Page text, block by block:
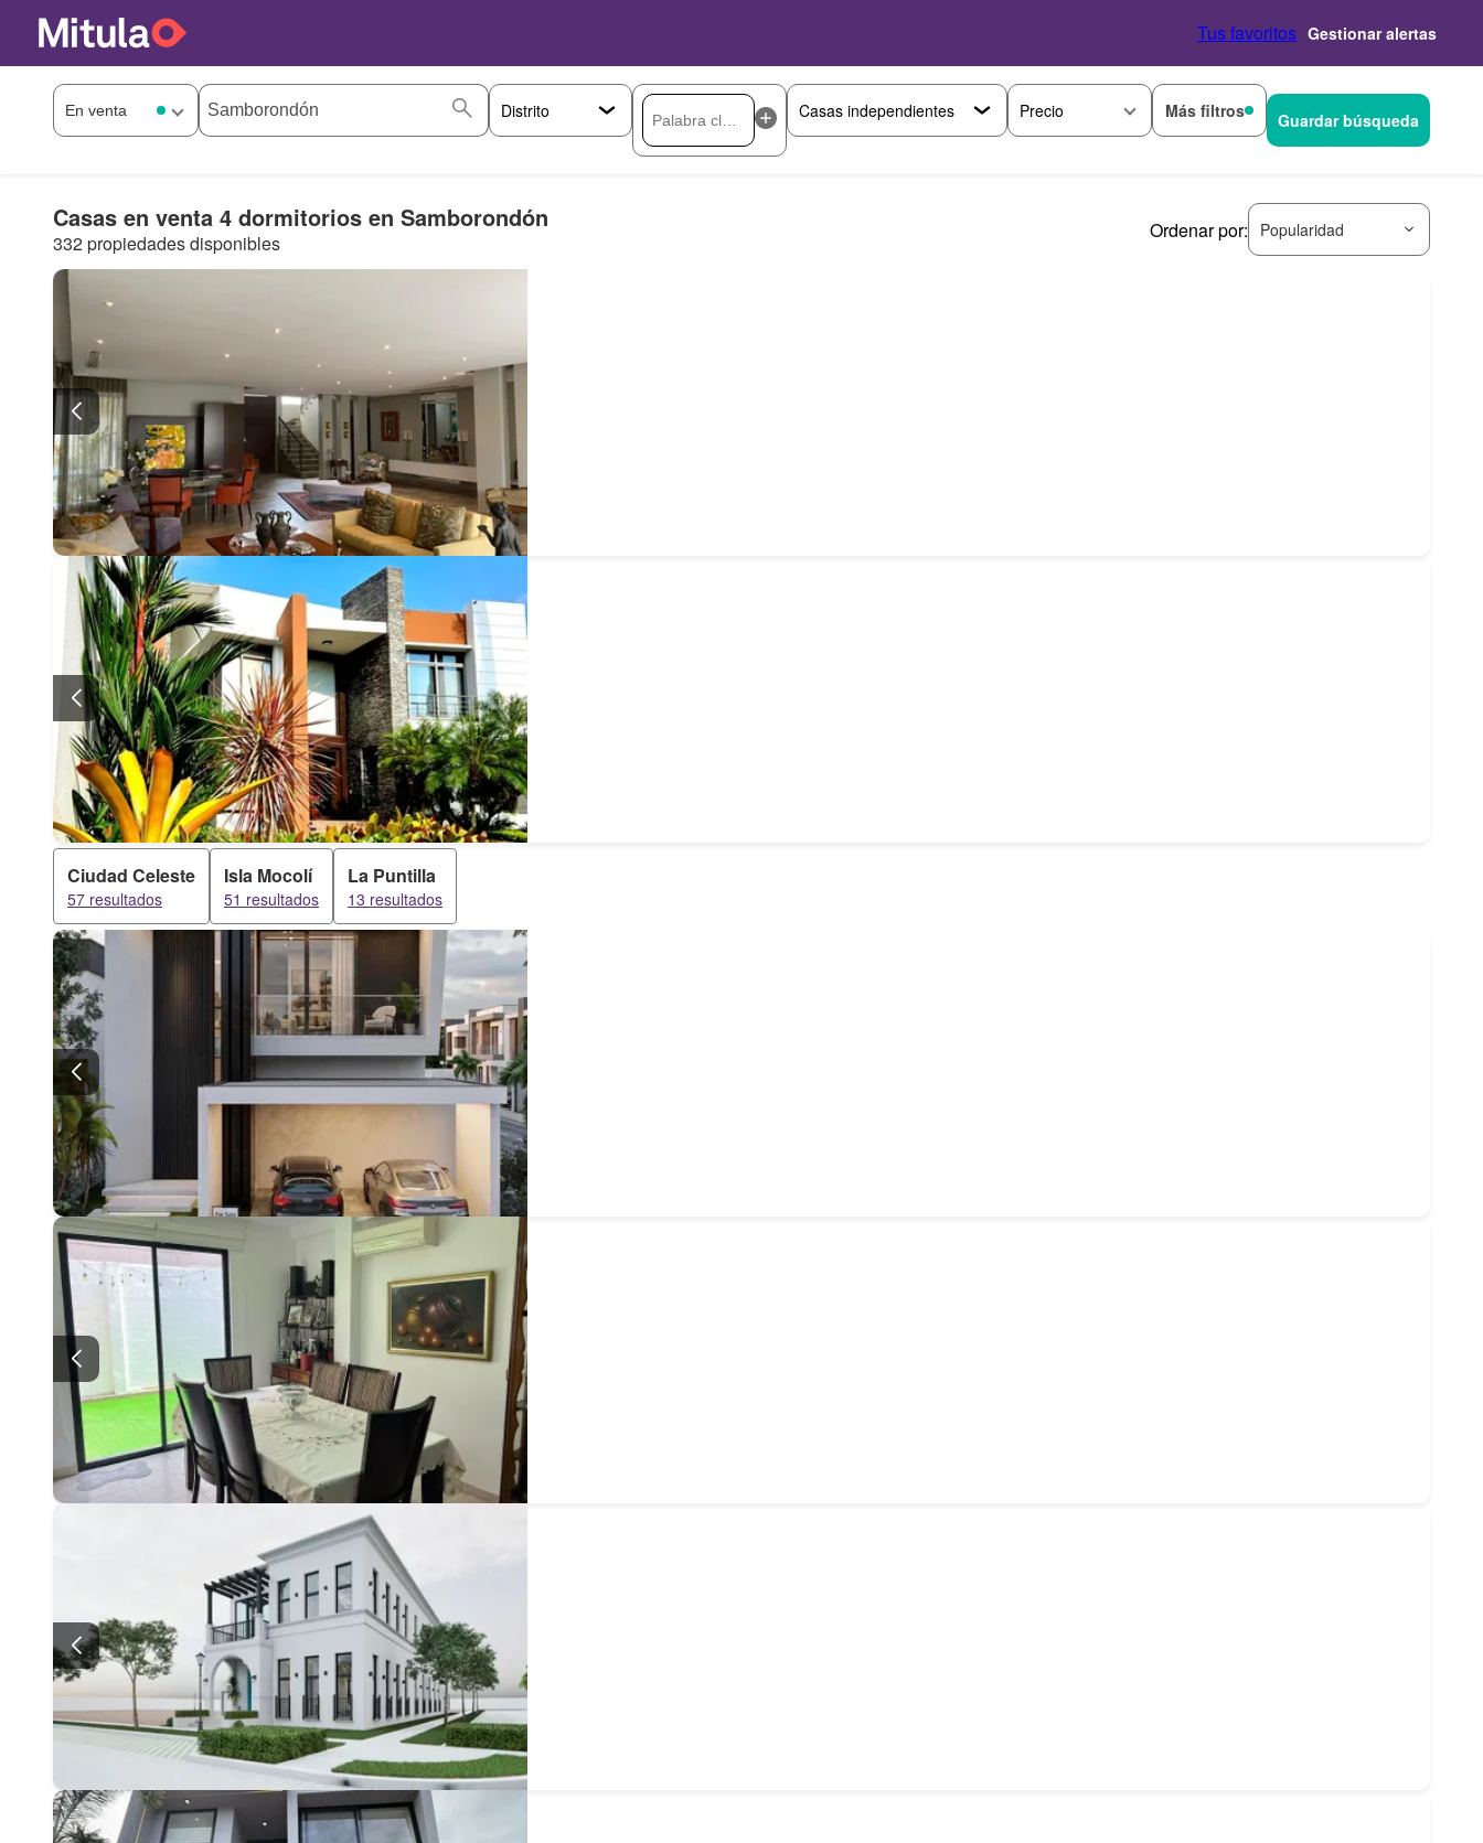
Tus favoritos Gestionar alertas
Precio Más filtros Guardar búsqueda
Casas en venta 4 dormitorios en Samborondón
332 propiedades disponibles
Ordenar por: Popularidad
Ciudad Celeste
57 resultados
Isla Mocolí
51 resultados
La Puntilla
13 resultados